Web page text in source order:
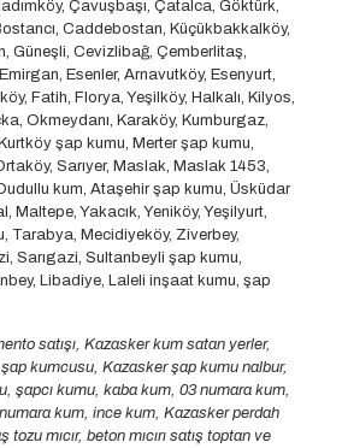
Çavuşbaşı, Çatalca, Göktürk,
Caddebostan, Küçükbakkalköy,
Güneşli, Cevizlibağ, Çemberlitaş,
Esenler, Arnavutköy, Esenyurt,
Fatih, Florya, Yeşilköy, Halkalı, Kilyos,
Okmeydanı, Karaköy, Kumburgaz,
şap kumu, Merter şap kumu,
Sarıyer, Maslak, Maslak 1453,
kum, Ataşehir şap kumu, Üsküdar
Maltepe, Yakacık, Yeniköy, Yeşilyurt,
Tarabya, Mecidiyeköy, Ziverbey,
Sarıgazi, Sultanbeyli şap kumu,
Libadiye, Laleli inşaat kumu, şap
satışı, Kazasker kum satan yerler,
kumcusu, Kazasker şap kumu nalbur,
şapcı kumu, kaba kum, 03 numara kum,
kum, ince kum, Kazasker perdah
mıcır, beton mıcırı satış toptan ve